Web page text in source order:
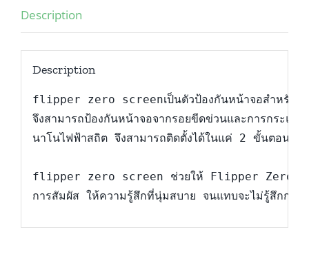
Description
Description
flipper zero screenเป็นตัวป้องกันหน้าจอสำหรับ
จึงสามารถป้องกันหน้าจอจากรอยขีดข่วนและการกระแ
นาโนไฟฟ้าสถิต จึงสามารถติดตั้งได้ในแค่ 2 ขั้นตอนเท่
flipper zero screen ช่วยให้ Flipper Zero ภาพ
การสัมผัส ให้ความรู้สึกที่นุ่มสบาย จนแทบจะไม่รู้สึก